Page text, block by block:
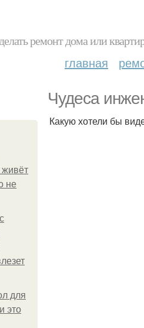
ремонт дома или
главная
Чудеса
живёт
не
для
это
Какую хотели бы